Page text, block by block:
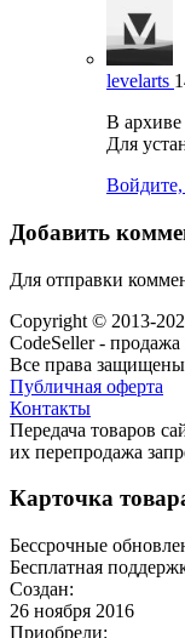
levelarts
В архиве
Для
Войдите,
Добавить
Для отправки
Copyright © 2013-
CodeSeller -
Все права
Публичная оферта
Контакты
Передача товаров
их перепродажа
Карточка
Бессрочные
Бесплатная
Создан:
26 ноября 2016
Приобрели: